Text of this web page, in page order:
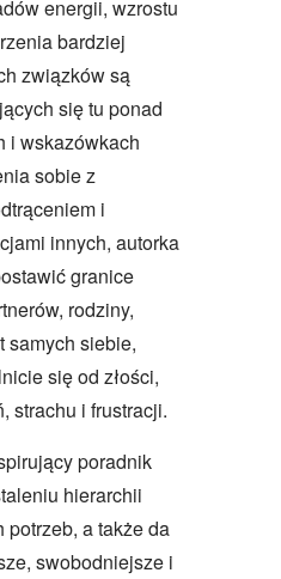
energii, wzrostu
bardziej
związków są
się tu ponad
i wskazówkach
sobie z
i
innych, autorka
granice
rodziny,
samych siebie,
się od złości,
strachu i frustracji.
poradnik
hierarchii
a także da
swobodniejsze i